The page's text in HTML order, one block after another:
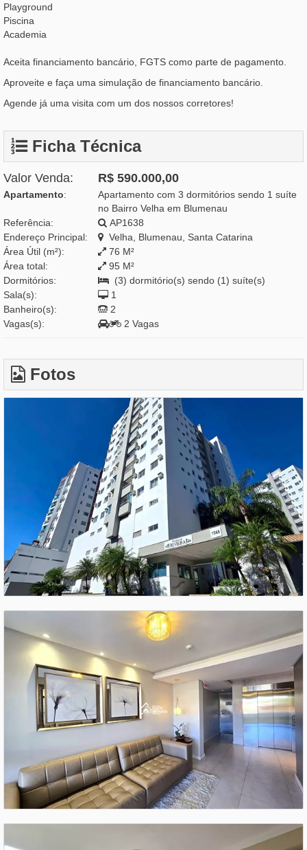
Playground
Piscina
Academia
Aceita financiamento bancário, FGTS como parte de pagamento.
Aproveite e faça uma simulação de financiamento bancário.
Agende já uma visita com um dos nossos corretores!
Ficha Técnica
Valor Venda: R$ 590.000,00
Apartamento:
Apartamento com 3 dormitórios sendo 1 suíte
no Bairro Velha em Blumenau
Referência:
AP1638
Endereço Principal:
Velha, Blumenau, Santa Catarina
Área Útil (m²):
76 M²
Área total:
95 M²
Dormitórios:
(3) dormitório(s) sendo (1) suíte(s)
Sala(s):
1
Banheiro(s):
2
Vagas(s):
2 Vagas
Fotos